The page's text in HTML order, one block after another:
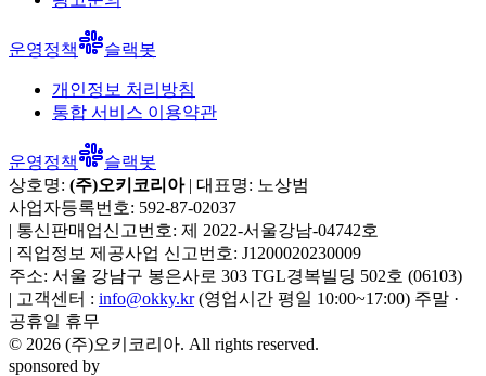
운영정책 슬랙봇
개인정보 처리방침
통합 서비스 이용약관
운영정책
슬랙봇
상호명: (주)오키코리아| 대표명: 노상범
사업자등록번호: 592-87-02037
| 통신판매업신고번호: 제 2022-서울강남-04742호
| 직업정보 제공사업 신고번호: J1200020230009
주소: 서울 강남구 봉은사로 303 TGL경복빌딩 502호 (06103)
| 고객센터 : info@okky.kr (영업시간 평일 10:00~17:00) 주말 ·
공휴일 휴무
© 2026 (주)오키코리아. All rights reserved.
sponsored by